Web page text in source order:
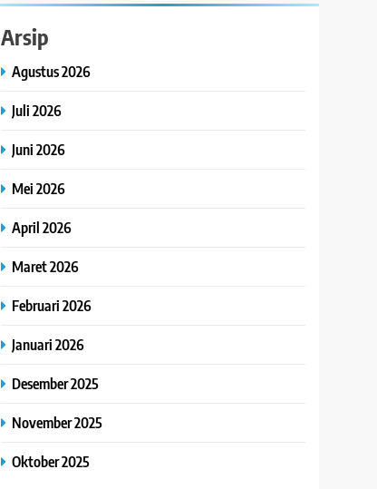
Arsip
Agustus 2026
Juli 2026
Juni 2026
Mei 2026
April 2026
Maret 2026
Februari 2026
Januari 2026
Desember 2025
November 2025
Oktober 2025